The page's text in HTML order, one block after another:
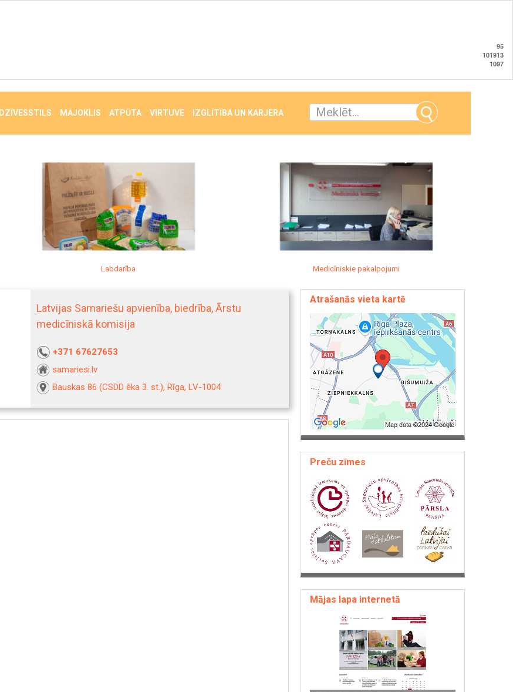
95
101913
1097
DZĪVESSTILS MĀJOKLIS ATPŪTA VIRTUVE IZGLĪTĪBA UN KARJERA
Labdarība Medicīniskie pakalpojumi
Latvijas Samariešu apvienība, biedrība, Ārstu
medicīniskā komisija
+371 67627653
samariesi.lv
Bauskas 86 (CSDD ēka 3. st.), Rīga, LV-1004
Atrašanās vieta kartē
Preču zīmes
Mājas lapa internetā